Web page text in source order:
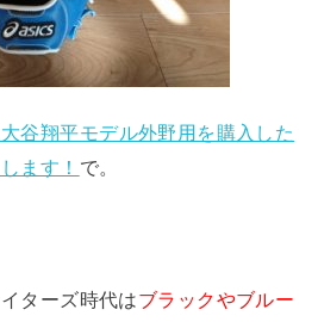
谷翔平モデル外野用を購入した
ます！ で。
ターズ時代はブラックやブルー